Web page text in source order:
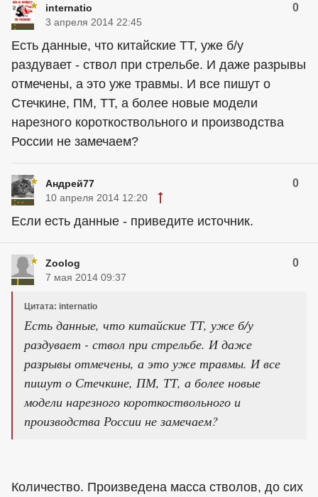
internatio 0
3 апреля 2014 22:45
Есть данные, что китайские ТТ, уже б/у
раздувает - ствол при стрельбе. И даже разрывы
отмечены, а это уже травмы. И все пишут о
Стечкине, ПМ, ТТ, а более новые модели
нарезного короткоствольного и производства
России не замечаем?
Андрей77 0
10 апреля 2014 12:20
Если есть данные - приведите источник.
Zoolog 0
7 мая 2014 09:37
Цитата: internatio
Есть данные, что китайские ТТ, уже б/у
раздувает - ствол при стрельбе. И даже
разрывы отмечены, а это уже травмы. И все
пишут о Стечкине, ПМ, ТТ, а более новые
модели нарезного короткоствольного и
производства России не замечаем?
Количество. Произведена масса стволов, до сих